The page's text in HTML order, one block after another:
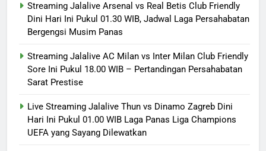
Streaming Jalalive Arsenal vs Real Betis Club Friendly
Dini Hari Ini Pukul 01.30 WIB, Jadwal Laga Persahabatan
Bergengsi Musim Panas
Streaming Jalalive AC Milan vs Inter Milan Club Friendly
Sore Ini Pukul 18.00 WIB – Pertandingan Persahabatan
Sarat Prestise
Live Streaming Jalalive Thun vs Dinamo Zagreb Dini
Hari Ini Pukul 01.00 WIB Laga Panas Liga Champions
UEFA yang Sayang Dilewatkan